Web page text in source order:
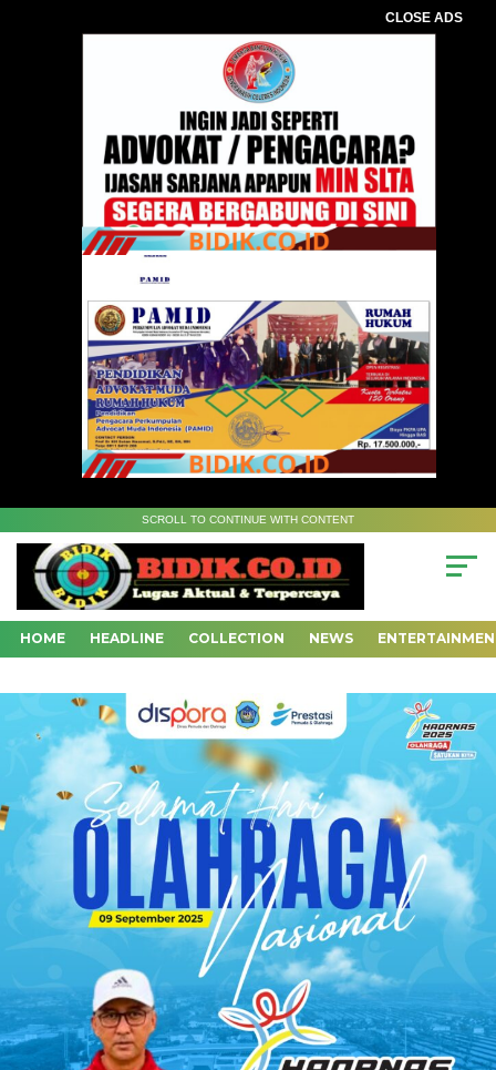
CLOSE ADS
SCROLL TO CONTINUE WITH CONTENT
HOME HEADLINE COLLECTION NEWS